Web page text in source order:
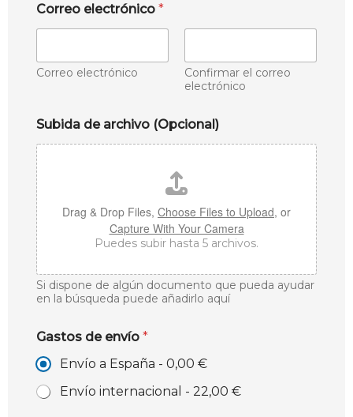
Correo electrónico *
Correo electrónico
Confirmar el correo
electrónico
Subida de archivo (Opcional)
Drag & Drop Files, Choose Files to Upload, or
Capture With Your Camera
Puedes subir hasta 5 archivos.
Si dispone de algún documento que pueda ayudar
en la búsqueda puede añadirlo aquí
Gastos de envío *
Envío a España - 0,00 €
Envío internacional - 22,00 €